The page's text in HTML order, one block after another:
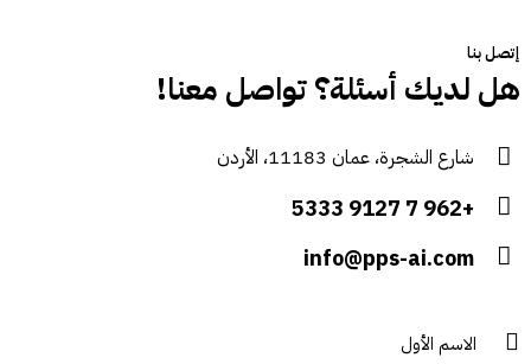
إتصل بنا
هل لديك أسئلة؟ تواصل معنا!
شارع الشجرة، عمان 11183، الأردن
+962 7 9127 5333
info@pps-ai.com